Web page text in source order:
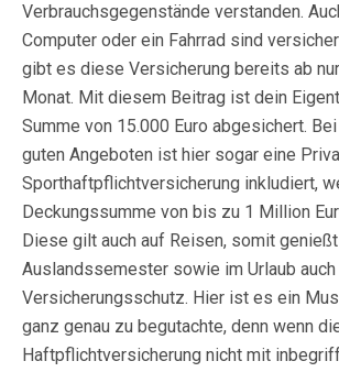
Verbrauchsgegenstände verstanden.
Computer oder ein Fahrrad sind
gibt es diese Versicherung bereits ab
Monat. Mit diesem Beitrag ist dein
Summe von 15.000 Euro abgesichert.
guten Angeboten ist hier sogar eine
Sporthaftpflichtversicherung inkludiert,
Deckungssumme von bis zu 1 Million
Diese gilt auch auf Reisen, somit
Auslandssemester sowie im Urlaub
Versicherungsschutz. Hier ist es ein
ganz genau zu begutachte, denn wenn
Haftpflichtversicherung nicht mit